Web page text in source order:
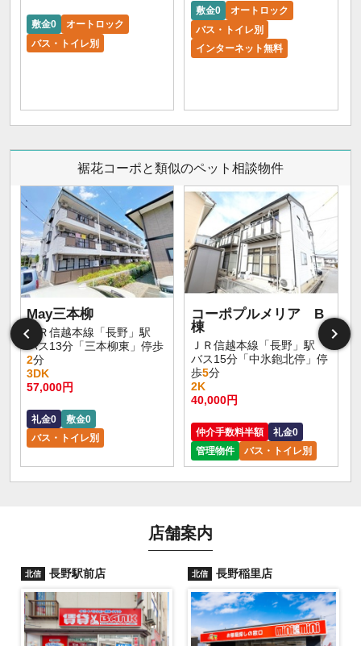
敷金0
オートロック
バス・トイレ別
敷金0
オートロック
バス・トイレ別
インターネット無料
裾花コーポと類似のペット相談物件
May三本柳
ＪＲ信越本線「長野」駅
バス13分「三本柳東」停歩
2分
3DK
57,000円
礼金0
敷金0
バス・トイレ別
コーポプルメリア B
棟
ＪＲ信越本線「長野」駅
バス15分「中氷鉋北停」停
歩5分
2K
40,000円
仲介手数料半額
礼金0
管理物件
バス・トイレ別
店舗案内
北信 長野駅前店 北信 長野稲里店